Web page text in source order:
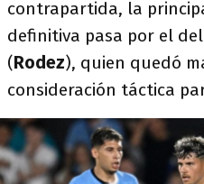
contrapartida, la
definitiva pasa por el
(Rodez), quien quedó
consideración táctica